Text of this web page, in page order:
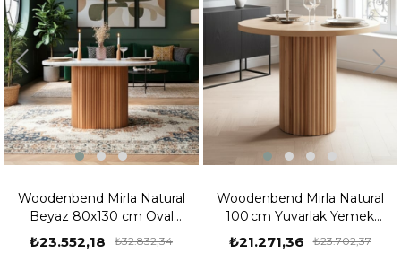
Woodenbend Mirla Natural
100 cm Yuvarlak Yemek
Masası – Bohem & İskandinav
₺21.271,36 ₺23.702,37
Woodenbend Mirla
100 cm Yuvarlak
Masası – Bohem &
₺20.542,06